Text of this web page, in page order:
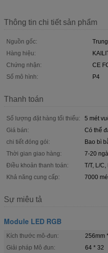
Thông tin chi tiết sản phẩm
Nguồn gốc:
Hàng hiệu:
Chứng nhận:
CE
Số mô hình:
P4
Thanh toán
Số lượng đặt hàng tối thiểu:
5 mét
Giá bán:
Có thể
chi tiết đóng gói:
Bao bì
Thời gian giao hàng:
7-20
Điều khoản thanh toán:
T/T, L/C,
Khả năng cung cấp:
7000
Sự miêu tả
Module LED RGB
Kích thước mô-đun:
256mm
Giải pháp Mô đun:
64 * 32